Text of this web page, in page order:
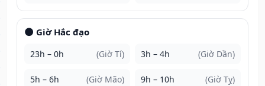
🌑 Giờ Hắc đạo
23h – 0h (Giờ Tí) 3h – 4h (Giờ Dần)
5h – 6h (Giờ Mão) 9h – 10h (Giờ Tỵ)